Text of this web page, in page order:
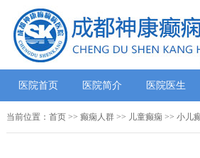
医院首页 医院简介 医院医生
当前位置： 首页 >> 癫痫人群 >> 儿童癫痫 >> 小儿